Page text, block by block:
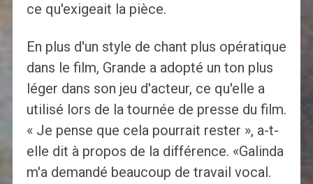
ce qu'exigeait la pièce.
En plus d'un style de chant plus opératique
dans le film, Grande a adopté un ton plus
léger dans son jeu d'acteur, ce qu'elle a
utilisé lors de la tournée de presse du film.
« Je pense que cela pourrait rester », a-t-
elle dit à propos de la différence. «Galinda
m'a demandé beaucoup de travail vocal.